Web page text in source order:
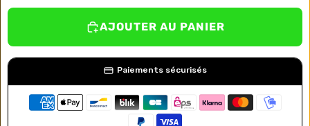
AJOUTER AU PANIER
Paiements sécurisés